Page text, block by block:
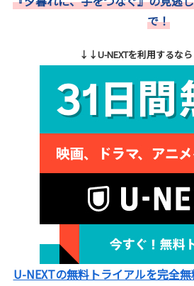
で！
↓↓U-NEXTを利用するな
U-NEXTの無料トライアルを完全